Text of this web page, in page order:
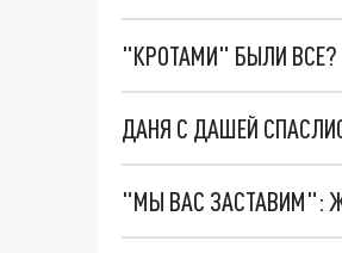
"КРОТАМИ" БЫЛИ ВСЕ?
ДАНЯ С ДАШЕЙ